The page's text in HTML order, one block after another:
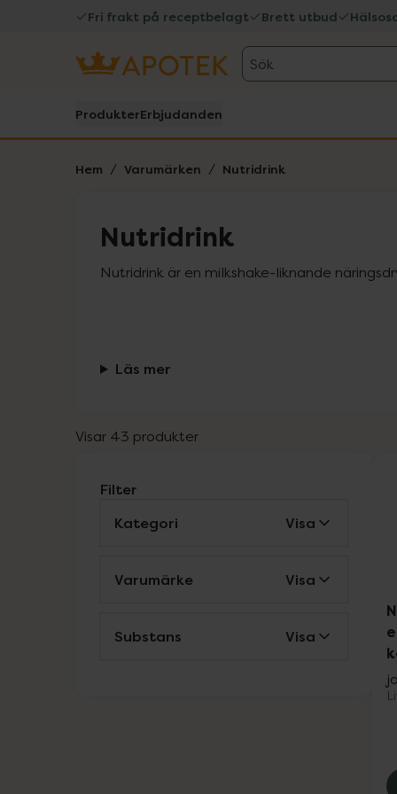
Fri frakt på receptbelagt Brett utbud
Sök
ProdukterErbjudanden
Hem Varumärken Nutridrink
Nutridrink
Nutridrink är en milkshake-liknande
Läs mer
Visar 43 produkter
Filter
Kategori
Visa
Varumärke Visa
Substans Visa